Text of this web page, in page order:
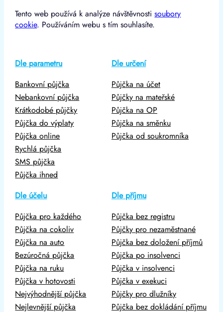
Tento web používá k analýze návštěvnostisoubory
cookie. Používáním webu s tím souhlasíte.
Dle parametru
Bankovní půjčka
Nebankovní půjčka
Krátkodobé půjčky
Půjčka do výplaty
Půjčka online
Rychlá půjčka
SMS půjčka
Půjčka ihned
Dle určení
Půjčka na účet
Půjčky na mateřské
Půjčka na OP
Půjčka na směnku
Půjčka od soukromníka
Dle účelu
Půjčka pro každého
Půjčka na cokoliv
Půjčka na auto
Bezúročná půjčka
Půjčka na ruku
Půjčka v hotovosti
Nejvýhodnější půjčka
Nejlevnější půjčka
Dle příjmu
Půjčka bez registru
Půjčky pro nezaměstnané
Půjčka bez doložení příjmů
Půjčka po insolvenci
Půjčka v insolvenci
Půjčka v exekuci
Půjčky pro dlužníky
Půjčka bez dokládání příjmu